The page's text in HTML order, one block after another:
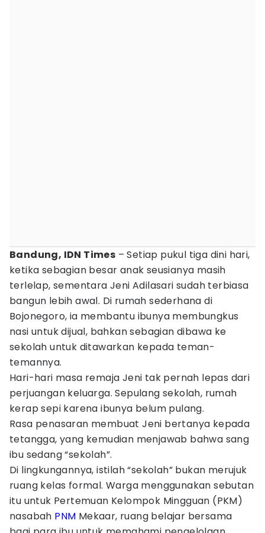
Bandung, IDN Times – Setiap pukul tiga dini hari,
ketika sebagian besar anak seusianya masih
terlelap, sementara Jeni Adilasari sudah terbiasa
bangun lebih awal. Di rumah sederhana di
Bojonegoro, ia membantu ibunya membungkus
nasi untuk dijual, bahkan sebagian dibawa ke
sekolah untuk ditawarkan kepada teman-
temannya.
Hari-hari masa remaja Jeni tak pernah lepas dari
perjuangan keluarga. Sepulang sekolah, rumah
kerap sepi karena ibunya belum pulang.
Rasa penasaran membuat Jeni bertanya kepada
tetangga, yang kemudian menjawab bahwa sang
ibu sedang “sekolah”.
Di lingkungannya, istilah “sekolah” bukan merujuk
ruang kelas formal. Warga menggunakan sebutan
itu untuk Pertemuan Kelompok Mingguan (PKM)
nasabah PNM Mekaar, ruang belajar bersama